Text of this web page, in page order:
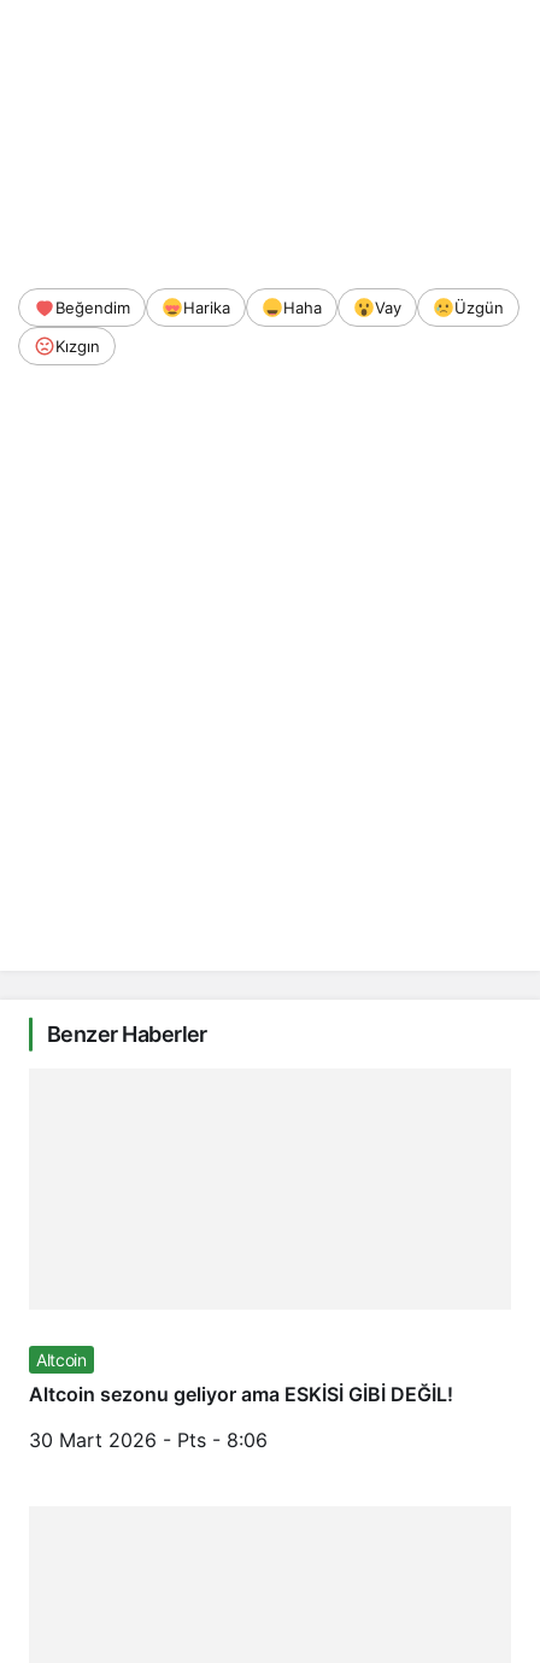
Beğendim Harika Haha Vay
Üzgün
Kızgın
Benzer Haberler
Altcoin
Altcoin sezonu geliyor ama ESKİSİ GİBİ DEĞİL!
30 Mart 2026 - Pts - 8:06